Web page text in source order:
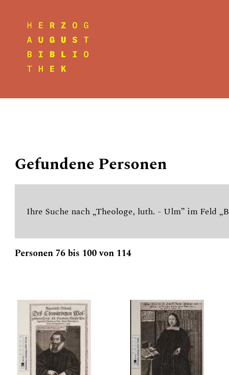
Gefundene Personen
Ihre Suche nach „Theologe, luth. - Ulm” im Feld
Personen 76 bis 100 von 114